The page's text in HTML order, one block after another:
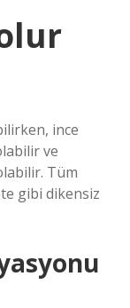
ince
ve
Tüm
gibi dikensiz